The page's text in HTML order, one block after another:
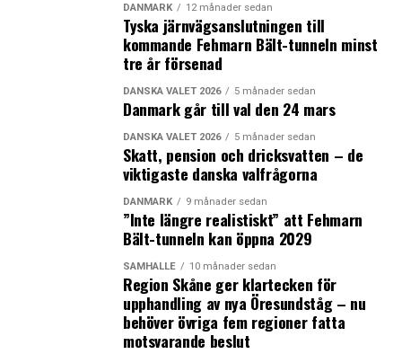
DANMARK 12 månader sedan
Tyska järnvägsanslutningen till
kommande Fehmarn Bält-tunneln minst
tre år försenad
DANSKA VALET 2026 5 månader sedan
Danmark går till val den 24 mars
DANSKA VALET 2026 5 månader sedan
Skatt, pension och dricksvatten – de
viktigaste danska valfrågorna
DANMARK 9 månader sedan
”Inte längre realistiskt” att Fehmarn
Bält-tunneln kan öppna 2029
SAMHÄLLE 10 månader sedan
Region Skåne ger klartecken för
upphandling av nya Öresundståg – nu
behöver övriga fem regioner fatta
motsvarande beslut